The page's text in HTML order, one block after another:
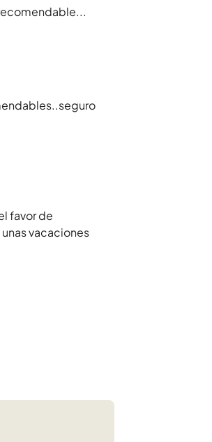
favor de
vacaciones